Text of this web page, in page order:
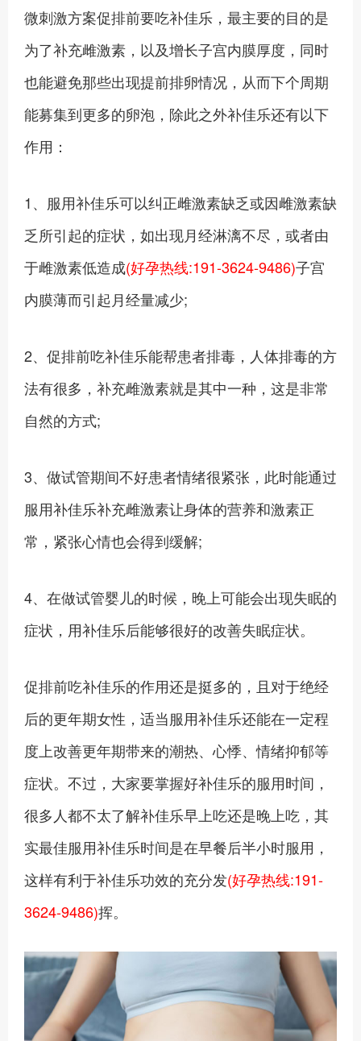
微刺激方案促排前要吃补佳乐，最主要的目的是
为了补充雌激素，以及增长子宫内膜厚度，同时
也能避免那些出现提前排卵情况，从而下个周期
能募集到更多的卵泡，除此之外补佳乐还有以下
作用：
1、服用补佳乐可以纠正雌激素缺乏或因雌激素缺
乏所引起的症状，如出现月经淋漓不尽，或者由
于雌激素低造成(好孕热线:191-3624-9486)子宫
内膜薄而引起月经量减少;
2、促排前吃补佳乐能帮患者排毒，人体排毒的方
法有很多，补充雌激素就是其中一种，这是非常
自然的方式;
3、做试管期间不好患者情绪很紧张，此时能通过
服用补佳乐补充雌激素让身体的营养和激素正
常，紧张心情也会得到缓解;
4、在做试管婴儿的时候，晚上可能会出现失眠的
症状，用补佳乐后能够很好的改善失眠症状。
促排前吃补佳乐的作用还是挺多的，且对于绝经
后的更年期女性，适当服用补佳乐还能在一定程
度上改善更年期带来的潮热、心悸、情绪抑郁等
症状。不过，大家要掌握好补佳乐的服用时间，
很多人都不太了解补佳乐早上吃还是晚上吃，其
实最佳服用补佳乐时间是在早餐后半小时服用，
这样有利于补佳乐功效的充分发(好孕热线:191-
3624-9486)挥。